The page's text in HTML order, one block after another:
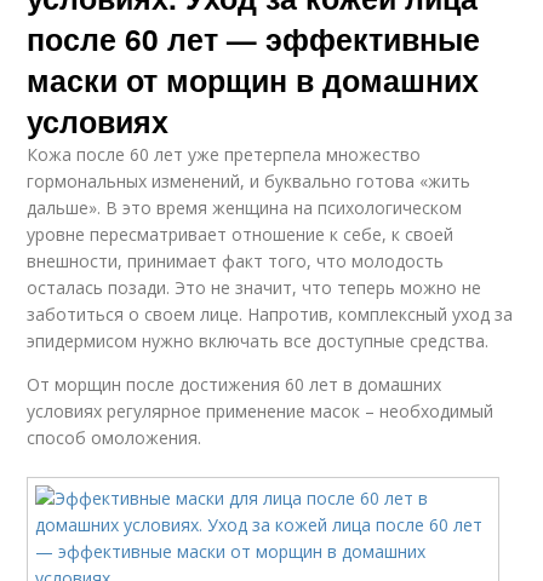
после 60 лет — эффективные
маски от морщин в домашних
условиях
Кожа после 60 лет уже претерпела множество
гормональных изменений, и буквально готова «жить
дальше». В это время женщина на психологическом
уровне пересматривает отношение к себе, к своей
внешности, принимает факт того, что молодость
осталась позади. Это не значит, что теперь можно не
заботиться о своем лице. Напротив, комплексный уход за
эпидермисом нужно включать все доступные средства.
От морщин после достижения 60 лет в домашних
условиях регулярное применение масок – необходимый
способ омоложения.